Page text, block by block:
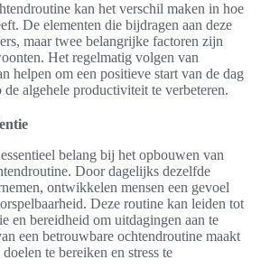
kan het verschil maken in hoe
De elementen die bijdragen aan deze
maar twee belangrijke factoren zijn
Het regelmatig volgen van
helpen om een positieve start van de dag
de algehele productiviteit te verbeteren.
belang bij het opbouwen van
Door dagelijks dezelfde
ontwikkelen mensen een gevoel
Deze routine kan leiden tot
en bereidheid om uitdagingen aan te
een betrouwbare ochtendroutine maakt
te bereiken en stress te